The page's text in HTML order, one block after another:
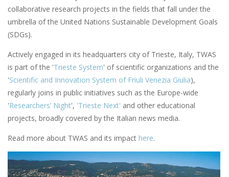
collaborative research projects in the fields that fall under the
umbrella of the United Nations Sustainable Development Goals
(SDGs).
Actively engaged in its headquarters city of Trieste, Italy, TWAS
is part of the 'Trieste System' of scientific organizations and the
'Scientific and Innovation System of Friuli Venezia Giulia),
regularly joins in public initiatives such as the Europe-wide
'Researchers’ Night', 'Trieste Next' and other educational
projects, broadly covered by the Italian news media.
Read more about TWAS and its impact here.